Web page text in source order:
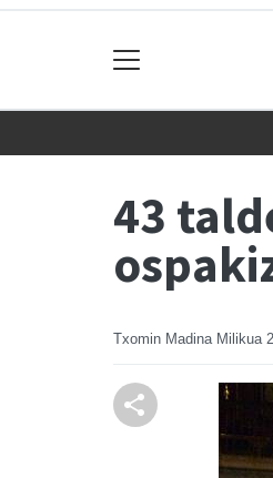
43
Txomin Madina Milikua